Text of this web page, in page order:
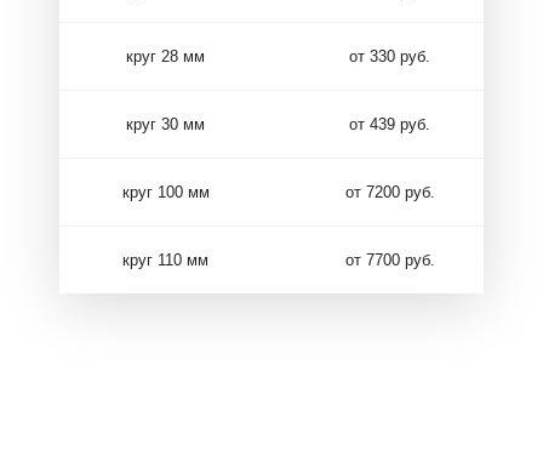
круг 28 мм от 330 руб.
круг 30 мм от 439 руб.
круг 100 мм от 7200 руб.
круг 110 мм от 7700 руб.